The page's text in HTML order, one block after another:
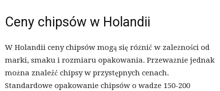
Ceny chipsów w Holandii
W Holandii ceny chipsów mogą się różnić w zależności od
marki, smaku i rozmiaru opakowania. Przeważnie jednak
można znaleźć chipsy w przystępnych cenach.
Standardowe opakowanie chipsów o wadze 150-200